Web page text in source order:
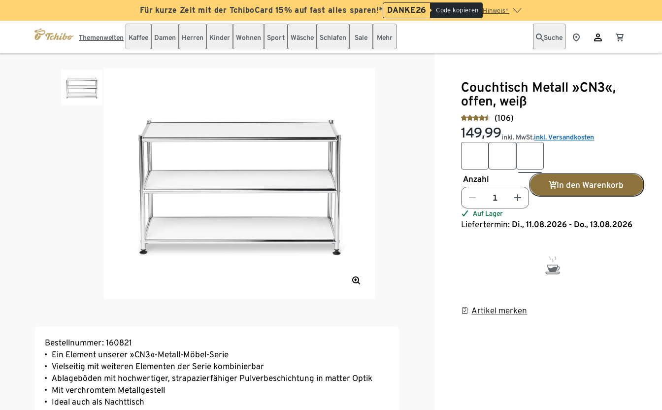
Für kurze Zeit mit der TchiboCard 15% auf fast alles sparen!* DANKE26 Code kopieren Hinweis*
Themenwelten Kaffee Damen Herren Kinder Wohnen Sport Wäsche Schlafen Sale Mehr Suche
Couchtisch Metall »CN3«,
offen, weiß
(106)
149,99inkl. MwSt.inkl. Versandkosten
Anzahl
In den Warenkorb
Auf Lager
Liefertermin: Di., 11.08.2026 - Do., 13.08.2026
Artikel merken
Bestellnummer: 160821
Ein Element unserer »CN3«-Metall-Möbel-Serie
Vielseitig mit weiteren Elementen der Serie kombinierbar
Ablageböden mit hochwertiger, strapazierfähiger Pulverbeschichtung in matter Optik
Mit verchromtem Metallgestell
Ideal auch als Nachttisch